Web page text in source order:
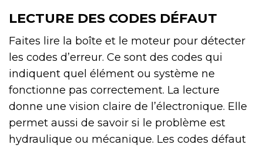
LECTURE DES CODES DÉFAUT
Faites lire la boîte et le moteur pour détecter
les codes d’erreur. Ce sont des codes qui
indiquent quel élément ou système ne
fonctionne pas correctement. La lecture
donne une vision claire de l’électronique. Elle
permet aussi de savoir si le problème est
hydraulique ou mécanique. Les codes défaut